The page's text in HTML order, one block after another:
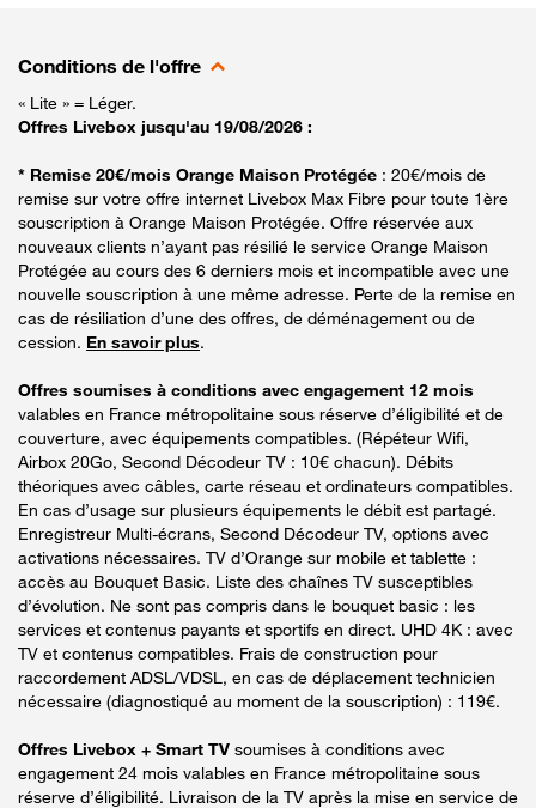
Conditions de l'offre
« Lite » = Léger.
Offres Livebox jusqu'au 19/08/2026 :
* Remise 20€/mois Orange Maison Protégée : 20€/mois de
remise sur votre offre internet Livebox Max Fibre pour toute 1ère
souscription à Orange Maison Protégée. Offre réservée aux
nouveaux clients n’ayant pas résilié le service Orange Maison
Protégée au cours des 6 derniers mois et incompatible avec une
nouvelle souscription à une même adresse. Perte de la remise en
cas de résiliation d’une des offres, de déménagement ou de
cession. En savoir plus.
Offres soumises à conditions avec engagement 12 mois
valables en France métropolitaine sous réserve d’éligibilité et de
couverture, avec équipements compatibles. (Répéteur Wifi,
Airbox 20Go, Second Décodeur TV : 10€ chacun). Débits
théoriques avec câbles, carte réseau et ordinateurs compatibles.
En cas d’usage sur plusieurs équipements le débit est partagé.
Enregistreur Multi-écrans, Second Décodeur TV, options avec
activations nécessaires. TV d’Orange sur mobile et tablette :
accès au Bouquet Basic. Liste des chaînes TV susceptibles
d’évolution. Ne sont pas compris dans le bouquet basic : les
services et contenus payants et sportifs en direct. UHD 4K : avec
TV et contenus compatibles. Frais de construction pour
raccordement ADSL/VDSL, en cas de déplacement technicien
nécessaire (diagnostiqué au moment de la souscription) : 119€.
Offres Livebox + Smart TV soumises à conditions avec
engagement 24 mois valables en France métropolitaine sous
réserve d’éligibilité. Livraison de la TV après la mise en service de